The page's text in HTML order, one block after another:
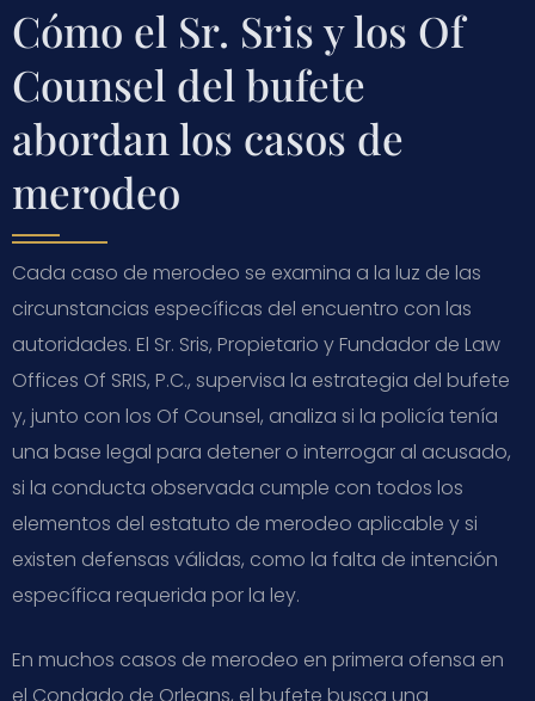
Cómo el Sr. Sris y los Of
Counsel del bufete
abordan los casos de
merodeo
Cada caso de merodeo se examina a la luz de las
circunstancias específicas del encuentro con las
autoridades. El Sr. Sris, Propietario y Fundador de Law
Offices Of SRIS, P.C., supervisa la estrategia del bufete
y, junto con los Of Counsel, analiza si la policía tenía
una base legal para detener o interrogar al acusado,
si la conducta observada cumple con todos los
elementos del estatuto de merodeo aplicable y si
existen defensas válidas, como la falta de intención
específica requerida por la ley.
En muchos casos de merodeo en primera ofensa en
el Condado de Orleans, el bufete busca una